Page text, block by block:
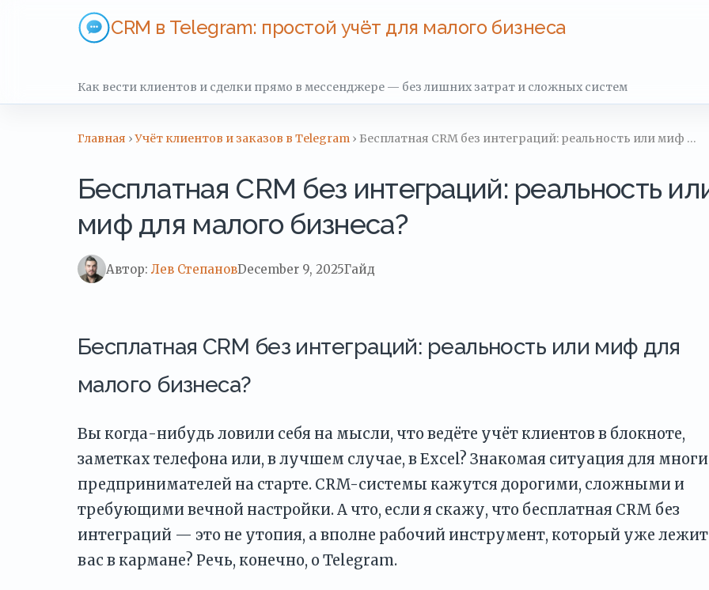
CRM в Telegram: простой учёт для малого бизнеса
Как вести клиентов и сделки прямо в мессенджере — без лишних затрат и сложных систем
Главная ›Учёт клиентов и заказов в Telegram › Бесплатная CRM без интеграций: реальность или миф …
Бесплатная CRM без интеграций: реальность
миф для малого бизнеса?
Автор: Лев СтепановDecember 9, 2025Гайд
Бесплатная CRM без интеграций: реальность или миф для
малого бизнеса?
Вы когда-нибудь ловили себя на мысли, что ведёте учёт клиентов в блокноте,
заметках телефона или, в лучшем случае, в Excel? Знакомая ситуация для
предпринимателей на старте. CRM-системы кажутся дорогими, сложными и
требующими вечной настройки. А что, если я скажу, что бесплатная CRM без
интеграций — это не утопия, а вполне рабочий инструмент, который уже
вас в кармане? Речь, конечно, о Telegram.